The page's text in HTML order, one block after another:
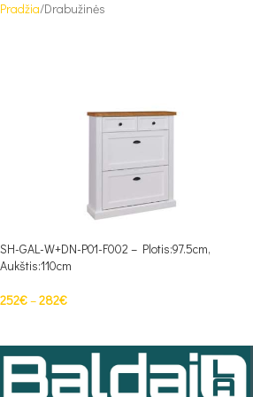
Pradžia Drabužinės
SH-GAL-W+DN-P01-F002 – Plotis:97.5cm,
Aukštis:110cm
252€–282€